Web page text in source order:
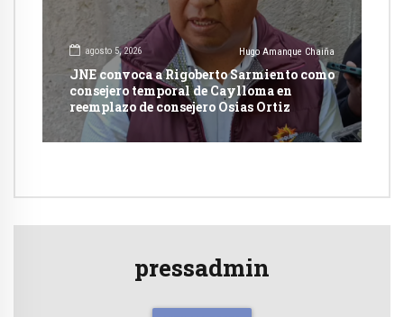
agosto 5, 2026 Hugo Amanque Chaiña
JNE convoca a Rigoberto Sarmiento como
consejero temporal de Caylloma en
reemplazo de consejero Osias Ortiz
pressadmin